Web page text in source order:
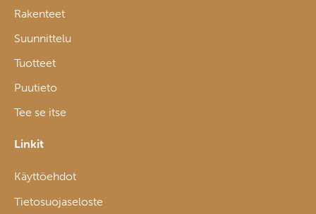
Rakenteet
Suunnittelu
Tuotteet
Puutieto
Tee se itse
Linkit
Käyttöehdot
Tietosuojaseloste